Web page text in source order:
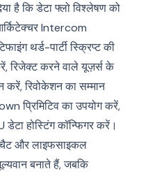
है कि डेटा फ्लो विश्लेषण को
Intercom
थर्ड-पार्टी स्क्रिप्ट की
रिजेक्ट करने वाले यूज़र्स के
करें, रिवोकेशन का सम्मान
प्रिमिटिव का उपयोग करें,
होस्टिंग कॉन्फिगर करें।
चैट और लाइफसाइकल
बनाते हैं, जबकि